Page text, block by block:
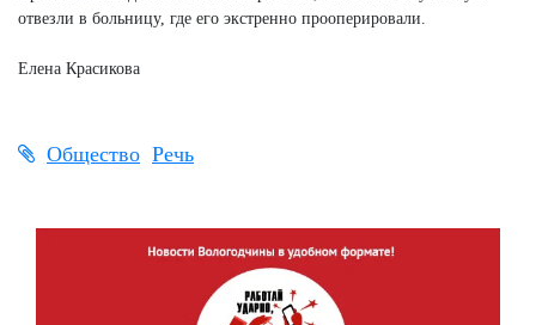
отвезли в больницу, где его экстренно прооперировали.
Елена Красикова
Общество Речь